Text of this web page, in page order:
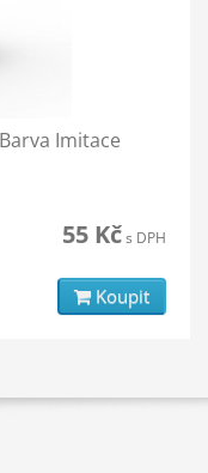
Imitace
55 Kčs DPH
Koupit